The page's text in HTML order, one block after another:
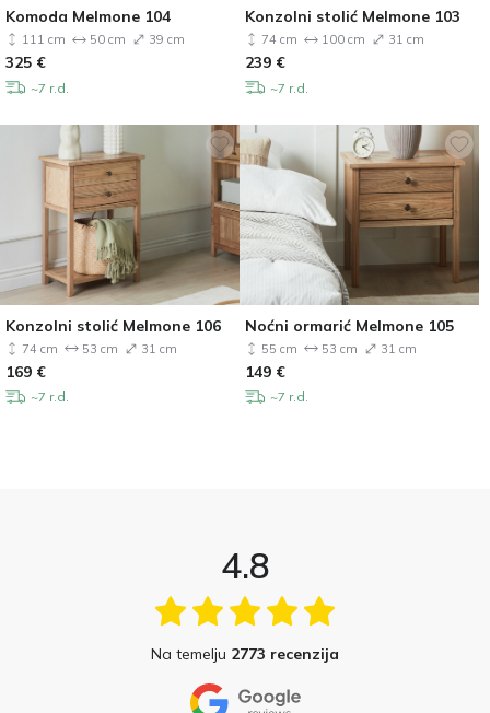
Komoda Melmone 104
111 cm 50 cm 39 cm
325 €
~7 r.d.
Konzolni stolić Melmone 103
74 cm 100 cm 31 cm
239 €
~7 r.d.
Konzolni stolić Melmone 106
74 cm 53 cm 31 cm
169 €
~7 r.d.
Noćni ormarić Melmone 105
55 cm 53 cm 31 cm
149 €
~7 r.d.
4.8
Na temelju 2773 recenzija